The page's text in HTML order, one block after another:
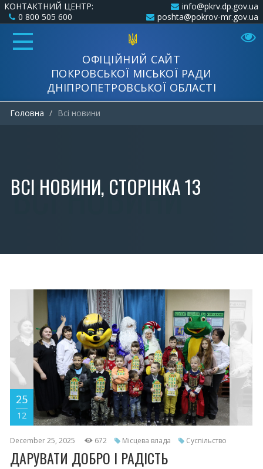
КОНТАКТНИЙ ЦЕНТР:
0 800 505 600
info@pkrv.dp.gov.ua
poshta@pokrov-mr.gov.ua
ОФІЦІЙНИЙ САЙТ
ПОКРОВСЬКОЇ МІСЬКОЇ РАДИ
ДНІПРОПЕТРОВСЬКОЇ ОБЛАСТІ
Головна Всi новини
ВСI НОВИНИ, СТОРІНКА 13
25
12
December 25, 2025 672 Місцева влада Суспільство
ДАРУВАТИ ДОБРО І РАДІСТЬ